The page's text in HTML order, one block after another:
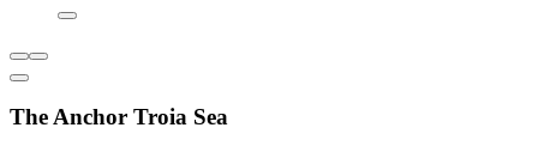
The Anchor Troia Sea